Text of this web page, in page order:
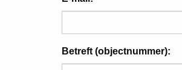
Betreft (objectnummer):